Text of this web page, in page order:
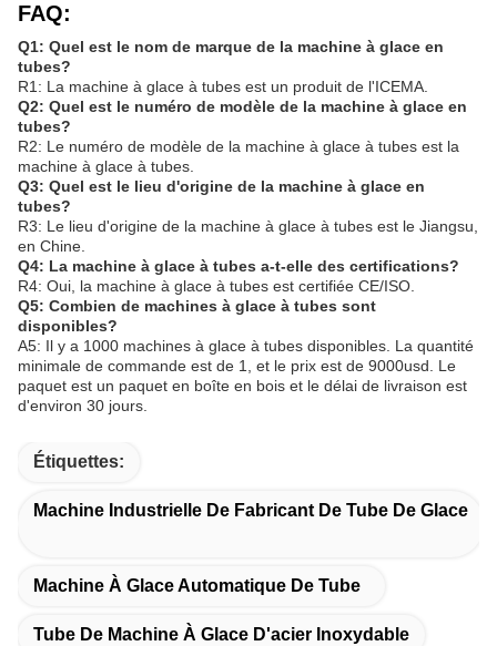
FAQ:
Q1: Quel est le nom de marque de la machine à glace en
tubes?
R1: La machine à glace à tubes est un produit de l'ICEMA.
Q2: Quel est le numéro de modèle de la machine à glace en
tubes?
R2: Le numéro de modèle de la machine à glace à tubes est la
machine à glace à tubes.
Q3: Quel est le lieu d'origine de la machine à glace en
tubes?
R3: Le lieu d'origine de la machine à glace à tubes est le Jiangsu,
en Chine.
Q4: La machine à glace à tubes a-t-elle des certifications?
R4: Oui, la machine à glace à tubes est certifiée CE/ISO.
Q5: Combien de machines à glace à tubes sont
disponibles?
A5: Il y a 1000 machines à glace à tubes disponibles. La quantité
minimale de commande est de 1, et le prix est de 9000usd. Le
paquet est un paquet en boîte en bois et le délai de livraison est
d'environ 30 jours.
Étiquettes:
Machine Industrielle De Fabricant De Tube De Glace
Machine À Glace Automatique De Tube
Tube De Machine À Glace D'acier Inoxydable